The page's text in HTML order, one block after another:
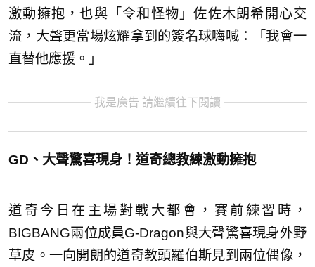
激動擁抱，也與「令和怪物」佐佐木朗希開心交
流，大聲更當場炫耀拿到的簽名球嗨喊：「我會一
直替他應援。」
我是廣告 請繼續往下閱讀
GD、大聲驚喜現身！道奇總教練激動擁抱
道奇今日在主場對戰大都會，賽前練習時，
BIGBANG兩位成員G-Dragon與大聲驚喜現身外野
草皮。一向開朗的道奇教頭羅伯斯見到兩位偶像，